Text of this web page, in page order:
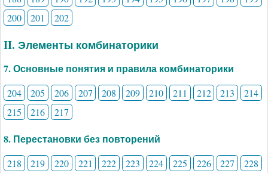
200
201 202
II. Элементы комбинаторики
7. Основные понятия и правила комбинаторики
204 205 206 207 208 209 210 211 212 213
214
215
216 217
8. Перестановки без повторений
218 219 220 221 222 223 224 225 226 227
228